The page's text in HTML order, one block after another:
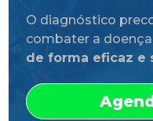
O diagnóstico
combater a doença
de forma eficaz e